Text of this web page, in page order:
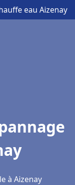
eau Aizenay
à Aizenay